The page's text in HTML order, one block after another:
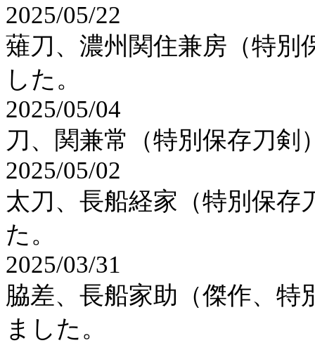
2025/05/22
薙刀、濃州関住兼房（特別
した。
2025/05/04
刀、関兼常（特別保存刀
2025/05/02
太刀、長船経家（特別保
た。
2025/03/31
脇差、長船家助（傑作、特
ました。